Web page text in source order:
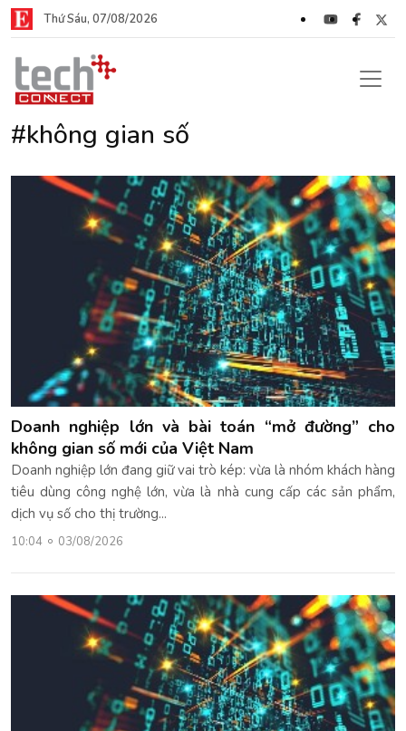
Thứ Sáu, 07/08/2026
#không gian số
Doanh nghiệp lớn và bài toán “mở đường” cho
không gian số mới của Việt Nam
Doanh nghiệp lớn đang giữ vai trò kép: vừa là nhóm khách hàng
tiêu dùng công nghệ lớn, vừa là nhà cung cấp các sản phẩm,
dịch vụ số cho thị trường...
10:04 03/08/2026